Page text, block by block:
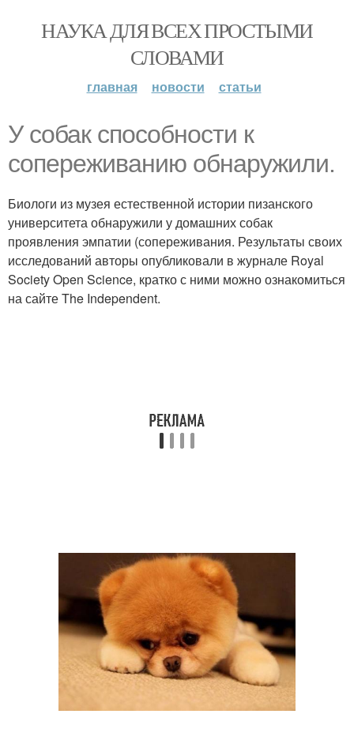
НАУКА ДЛЯ ВСЕХ ПРОСТЫМИ
СЛОВАМИ
главная новости статьи
У собак способности к
сопереживанию обнаружили.
Биологи из музея естественной истории пизанского
университета обнаружили у домашних собак
проявления эмпатии (сопереживания. Результаты своих
исследований авторы опубликовали в журнале Royal
Society Open Science, кратко с ними можно ознакомиться
на сайте The Independent.